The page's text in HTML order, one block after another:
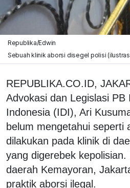
Republika/Edwin
Sebuah klinik aborsi disegel polisi
REPUBLIKA.CO.ID,
Advokasi dan Legislasi PB
Indonesia (IDI), Ari
belum mengetahui seperti
dilakukan pada klinik di
yang digerebek kepolisian.
daerah Kemayoran,
praktik aborsi ilegal.